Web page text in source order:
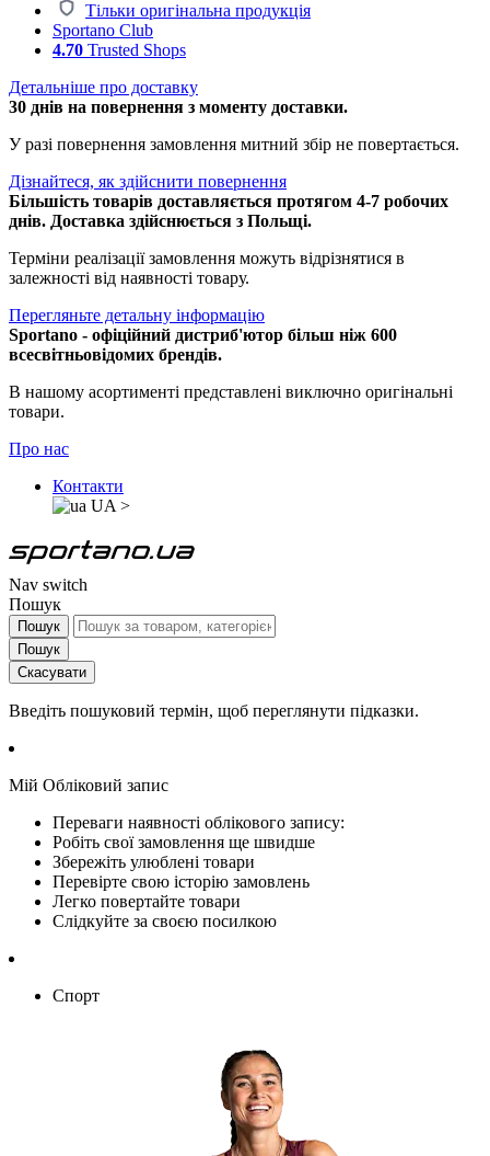
Тільки оригінальна продукція
Sportano Club
4.70 Trusted Shops
Детальніше про доставку
30 днів на повернення з моменту доставки.
У разі повернення замовлення митний збір не повертається.
Дізнайтеся, як здійснити повернення
Більшість товарів доставляється протягом 4-7 робочих
днів. Доставка здійснюється з Польщі.
Терміни реалізації замовлення можуть відрізнятися в
залежності від наявності товару.
Перегляньте детальну інформацію
Sportano - офіційний дистриб'ютор більш ніж 600
всесвітньовідомих брендів.
В нашому асортименті представлені виключно оригінальні
товари.
Про нас
Контакти
UA >
Nav switch
Пошук
Пошук
Пошук
Скасувати
Введіть пошуковий термін, щоб переглянути підказки.
Мій Обліковий запис
Переваги наявності облікового запису:
Робіть свої замовлення ще швидше
Збережіть улюблені товари
Перевірте свою історію замовлень
Легко повертайте товари
Слідкуйте за своєю посилкою
Спорт